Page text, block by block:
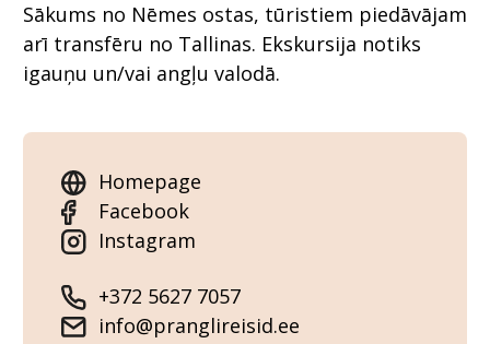
Sākums no Nēmes ostas, tūristiem piedāvājam
arī transfēru no Tallinas. Ekskursija notiks
igauņu un/vai angļu valodā.
Homepage
Facebook
Instagram
+372 5627 7057
info@pranglireisid.ee